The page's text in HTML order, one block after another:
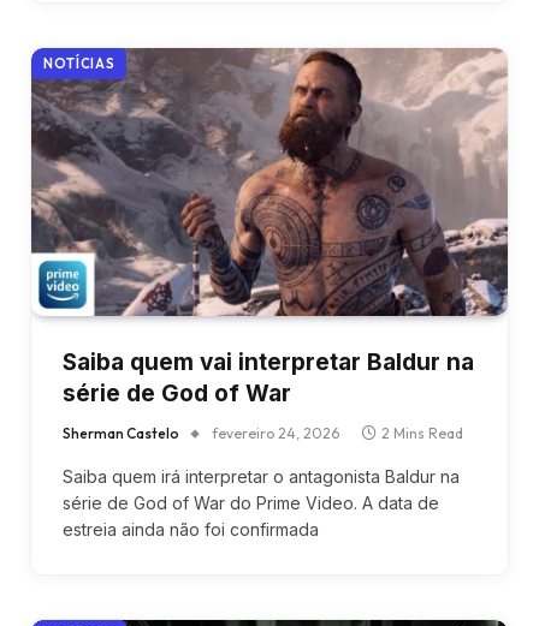
NOTÍCIAS
Saiba quem vai interpretar Baldur na
série de God of War
Sherman Castelo fevereiro 24, 2026 2 Mins Read
Saiba quem irá interpretar o antagonista Baldur na
série de God of War do Prime Video. A data de
estreia ainda não foi confirmada